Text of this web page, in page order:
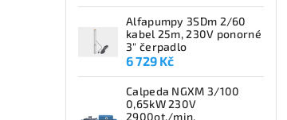
Alfapumpy 3SDm 2/60
kabel 25m, 230V ponorné
3" čerpadlo
6 729 Kč
Calpeda NGXM 3/100
0,65kW 230V
2900ot./min.